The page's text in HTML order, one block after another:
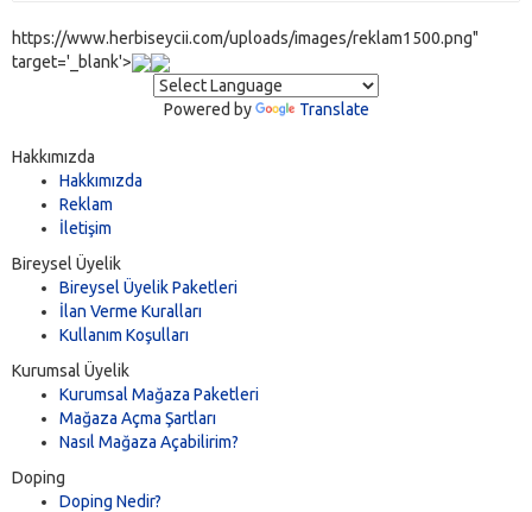
https://www.herbiseycii.com/uploads/images/reklam1500.png"
target='_blank'>
Powered by Translate
Hakkımızda
Hakkımızda
Reklam
İletişim
Bireysel Üyelik
Bireysel Üyelik Paketleri
İlan Verme Kuralları
Kullanım Koşulları
Kurumsal Üyelik
Kurumsal Mağaza Paketleri
Mağaza Açma Şartları
Nasıl Mağaza Açabilirim?
Doping
Doping Nedir?